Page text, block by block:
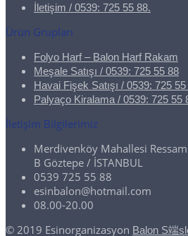
İletişim / 0539: 725 55 88.
Ürün Grupları
Folyo Harf – Balon Harf Rakam
Meşale Satışı / 0539: 725 55 88
Havai Fişek Satışı / 0539: 725
Palyaço Kiralama / 0539: 725 55
İletişim Bilgilerimiz
Merdivenköy Mahallesi
B Göztepe / İSTANBUL
0539 725 55 88
esinbalon@hotmail.com
08.00-20.00
© 2019 Esinorganizasyon Balon S端